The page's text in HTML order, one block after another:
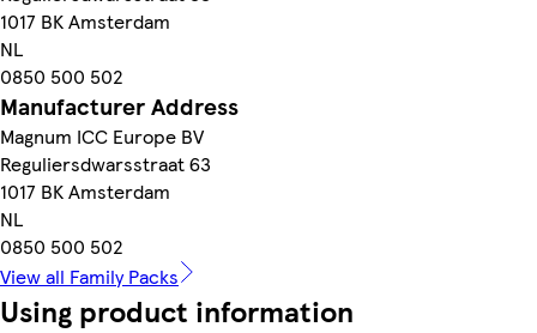
1017 BK Amsterdam
NL
0850 500 502
Manufacturer Address
Magnum ICC Europe BV
Reguliersdwarsstraat 63
1017 BK Amsterdam
NL
0850 500 502
View all Family Packs
Using product information